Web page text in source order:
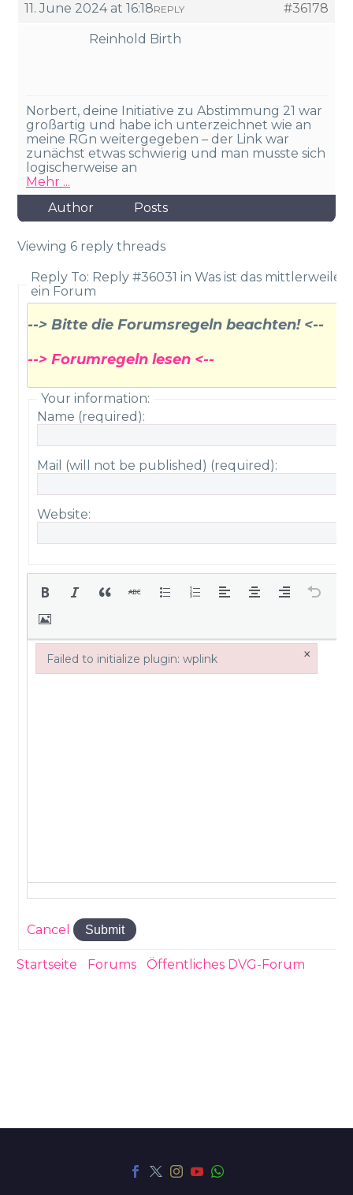
11. June 2024 at 16:18
#36178
REPLY
Reinhold Birth
Norbert, deine Initiative zu Abstimmung 21 war
großartig und habe ich unterzeichnet wie an
meine RGn weitergegeben – der Link war
zunächst etwas schwierig und man musste sich
logischerweise an
Mehr ...
Author
Posts
Viewing 6 reply threads
Reply To: Reply #36031 in Was ist das mittlerweile
ein Forum
--> Bitte die Forumsregeln beachten! <--
--> Forumregeln lesen <--
Your information:
Name (required):
Mail (will not be published) (required):
Website:
Cancel Submit
Startseite Forums Öffentliches DVG-Forum
Failed to initialize plugin: wplink ×
Failed to initialize plugin: wplink